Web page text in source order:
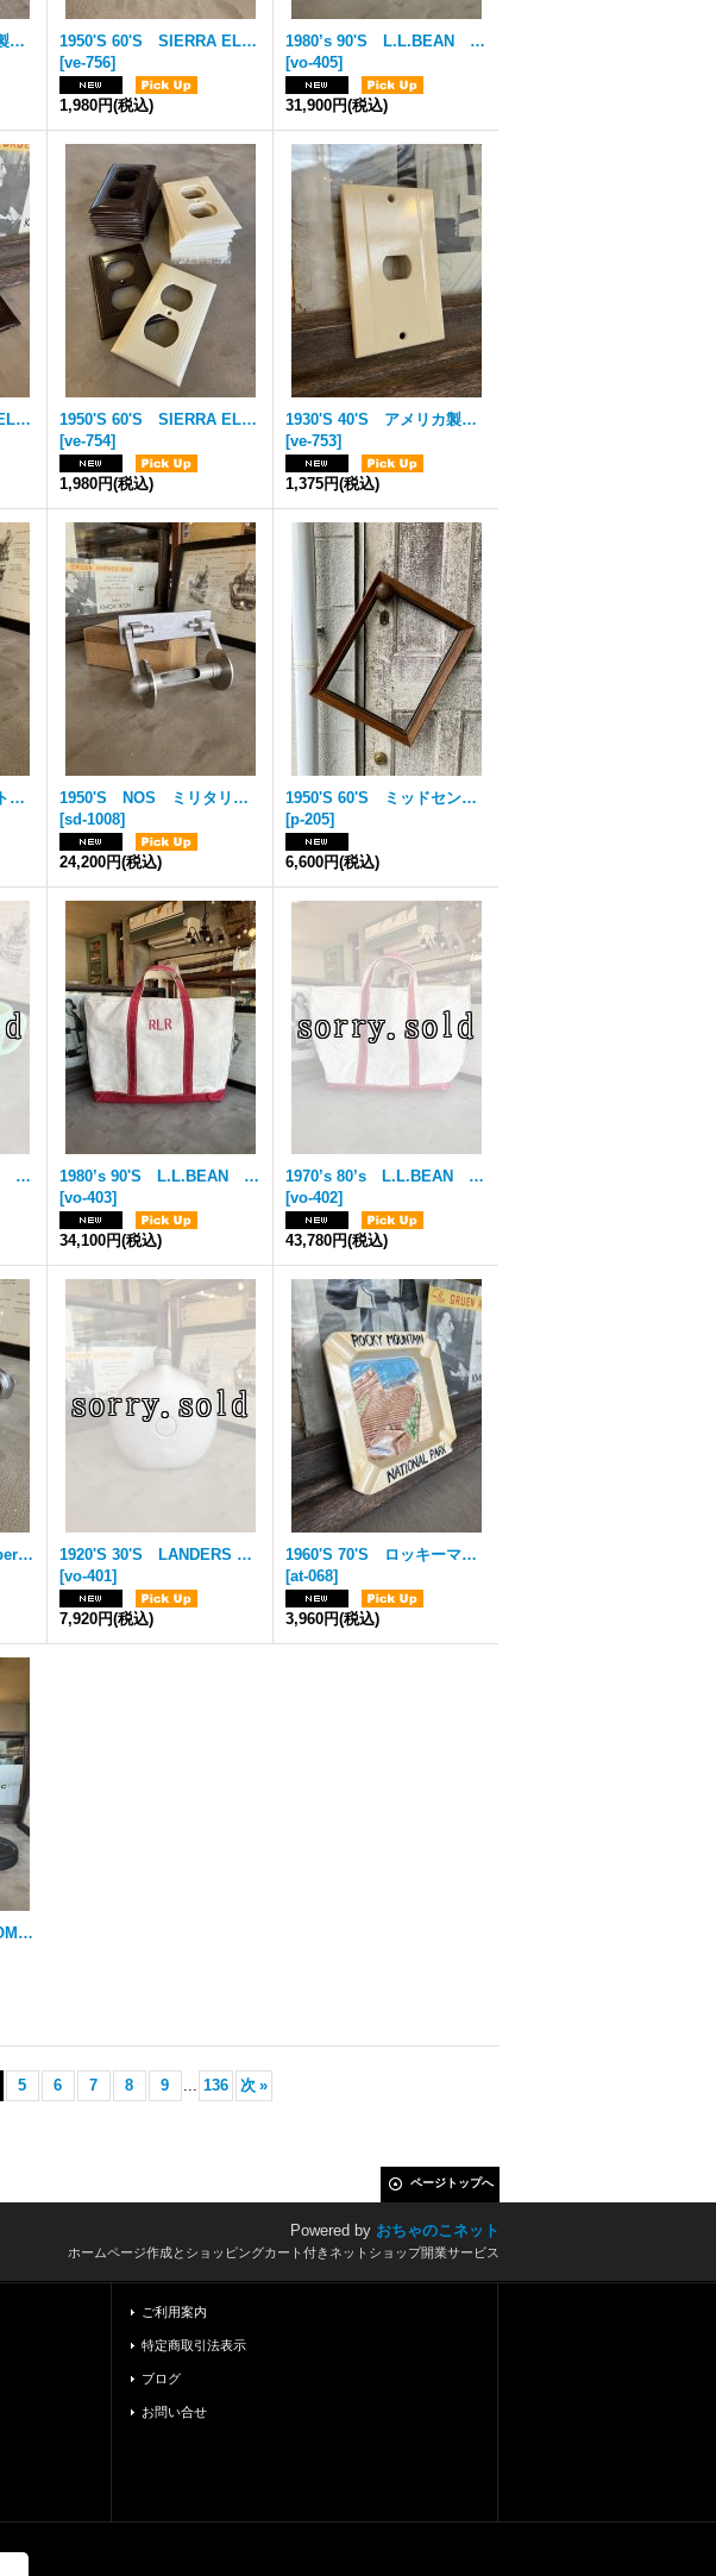
1930'S 40'S アメリカ製 レア Despard Switch クイックチェンジ レバースイッチ P&S GE EAGLE BRYANT トグルスイッチ2口 アールデコ プレート付き ミントコンディション ブラウン アイボリー ベークライト アンティーク ビンテージ
1950'S 60'S SIERRA ELECTRIC レバースイッチ トグルスイッチ プレート アメリカ ミントコンディション アールデコ ベークライト ダークブラウン 1口 アンティーク ビンテージ
[ve-756]
1,980円(税込)
1980’s 90'S L.L.BEAN Vintage Boat and Tote ボートアンドトート エルエルビーン L.L.ビーン ビーントート ショートハンドル ラージ LARGE MADE IN USA アメリカ製 グッドビンテージコンディション RED レッド 赤 2色タグ サイドセルビッジ 青耳 帆布 ビンテージ
[vo-405]
31,900円(税込)
1950'S 60'S SIERRA ELECTRIC 2口 レバースイッチ トグルスイッチ スイッチプレート アメリカ ミントコンディション アールデコ ベークライト アイボリー&ブラウン 2口 アンティーク ビンテージ
1950'S 60'S SIERRA ELECTRIC デュプレックス アウトレットプレート コンセントプレート スイッチプレート アメリカ ミントコンディション アールデコ ベークライト アイボリー&ブラウン 2口 アンティーク ビンテージ
[ve-754]
1,980円(税込)
1930'S 40'S アメリカ製 1口 スイッチ＆コンセントプレート クイックチェンジ用 Despard Switch用 UNILINE アールデコ アイボリー ベークライト アンティーク ビンテージ
[ve-753]
1,375円(税込)
1930'S 40'S デッドストック Porcelain Products,inc レセプタクル ポーセリンライト Porcelain Lamp ウォールマウント&シーリングマウント フラッシュマウント 1灯 箱付き ボーンチャイナ アールデコ アンティーク ビンテージ
1950'S NOS ミリタリー デッドストック マシーンエイジ ロケットエイジ トイレット ペーパーホルダー U.S.MARINE CORPS 洗面 WC ヘヴィーデューティー キャストアルミニューム アメリカ製 海軍 船舶用 アンティーク ビンテージ
[sd-1008]
24,200円(税込)
1950'S 60'S ミッドセンチュリー モダン 小型 ピクチャーフレーム ウッド 木製フレーム 額縁 アンティーク ビンテージ
[p-205]
6,600円(税込)
1950'S 60'S Fire-King Jade-ite ジェダイ ファイヤーキング Dハンドルマグ 翡翠色 ミッドセンチュリー フィフティーズ アンティーク ビンテージ
1980’s 90'S L.L.BEAN Vintage Boat and Tote ボートアンドトート エルエルビーン L.L.ビーン ビーントート ショートハンドル ジップトップ ファスナー付 ラージ LARGE MADE IN USA アメリカ製 ミントコンディション RED レッド 赤 2色タグ サイドセルビッジ 青耳 帆布 ビンテージ
[vo-403]
34,100円(税込)
1970’s 80’s L.L.BEAN Vintage Boat and Tote ボートアンドトート エルエルビーン L.L.ビーン ビーントート ショートハンドル ラージ LARGE MADE IN USA アメリカ製 グッドビンテージコンディション RED レッド 赤 初期ギザタグ ハンドル裏＆両サイドセルビッジ 青耳 帆布 エイティーズ ビンテージ
[vo-402]
43,780円(税込)
1930'S 40'S Scott Paper Co アメリカ製 トイレット ペーパーホルダー 洗面 WC クロームメッキ 真鍮 ミントコンディション アンティーク ビンテージ
1920'S 30'S LANDERS FRARY&CLARK スタンダードキャンティーン カンティーン 水筒 キャンプ アメリカ USA製 ビンテージアウトドア アンティーク ビンテージ
[vo-401]
7,920円(税込)
1960'S 70'S ロッキーマウンテン国立公園 スーベニア 灰皿 コロラド州 アメリカ アッシュトレイ 陶器 ポーセリン アドバタイジング アンティーク ビンテージ
[at-068]
3,960円(税込)
1910’S 1920'S G.E.COMPANY ジェネラルエレクトリック ワーキングランプ デスクライト アーリーセンチュリー ブラス ニッケルメッキ アイアンベース テーブルランプ アルミシェード 1灯 自由でヴァリアブルな角度調節可能 スペシャルピース フルオリジナル アンティーク ビンテージ
5 6 7 8 9 ... 136 次 »
ページトップへ
Powered by おちゃのこネット
ホームページ作成とショッピングカート付きネットショップ開業サービス
ご利用案内
特定商取引法表示
ブログ
お問い合せ